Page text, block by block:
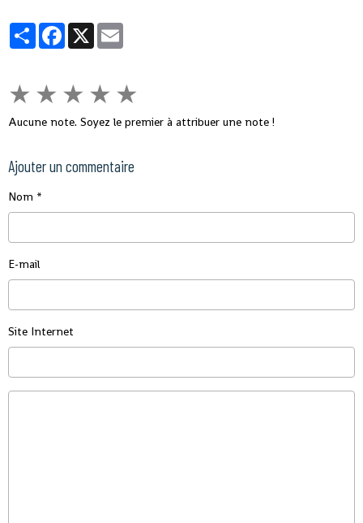
PartagerFacebook
X
★ ★ ★ ★ ★
Aucune note. Soyez le premier à attribuer une note !
Ajouter un commentaire
Nom
E-mail
Site Internet